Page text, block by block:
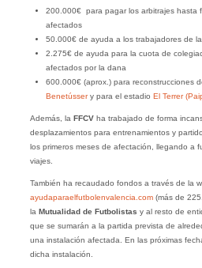
200.000€ para pagar los arbitrajes hasta
afectados
50.000€ de ayuda a los trabajadores de la
2.275€ de ayuda para la cuota de
afectados por la dana
600.000€ (aprox.) para reconstrucciones
Benetússery para el estadio El Terrer
Además, la FFCVha trabajado de forma
desplazamientos para entrenamientos y
los primeros meses de afectación, llegando a
viajes.
También ha recaudado fondos a través de la
ayudaparaelfutbolenvalencia.com(más de
la Mutualidad de Futbolistas y al resto de
que se sumarán a la partida prevista de
una instalación afectada. En las próximas
dicha instalación.